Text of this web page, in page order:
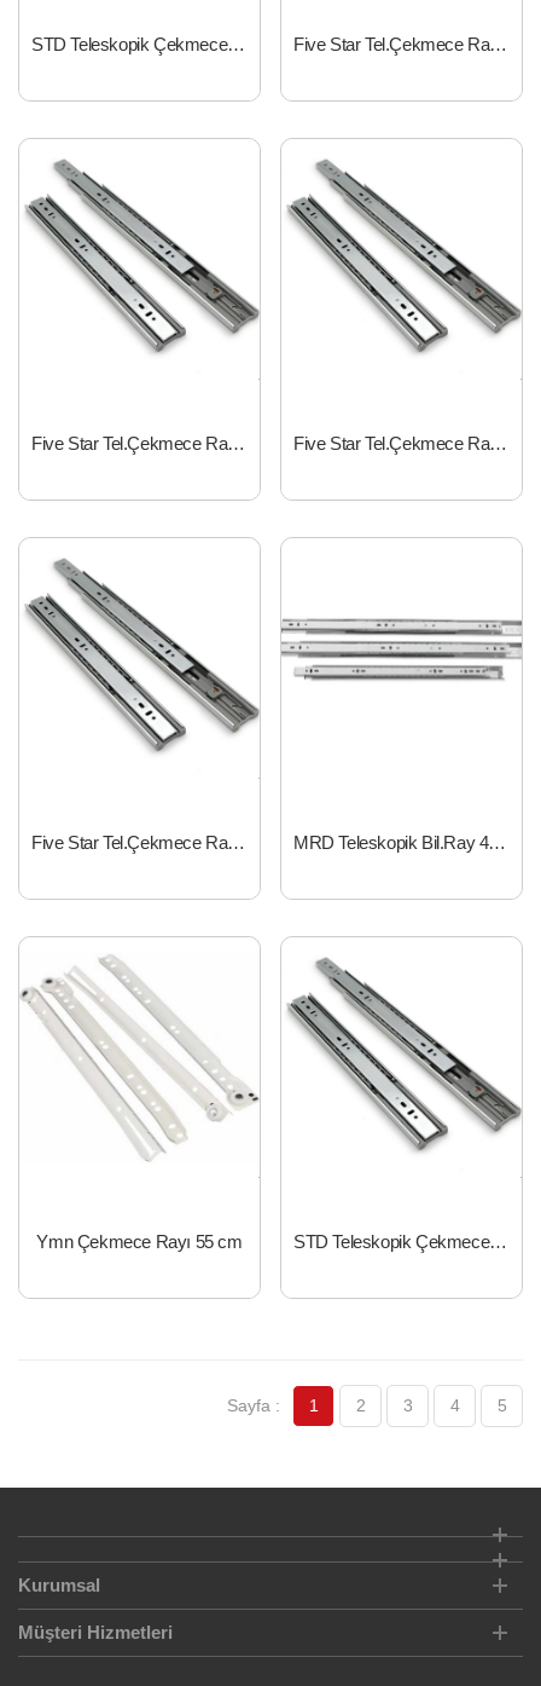
STD Teleskopik Çekmece Rayı 35mm*500mm Five Star Tel.Çekmece Rayı 35x55 cm FBRM350550
Five Star Tel.Çekmece Rayı 45x35 cm FBRM450350 Five Star Tel.Çekmece Rayı 45x45 cm FBRM450450
Five Star Tel.Çekmece Rayı 45x40 cm FBRG450400 MRD Teleskopik Bil.Ray 45x450mm FBRE450450
Ymn Çekmece Rayı 55 cm STD Teleskopik Çekmece Rayı Stoplu Metal 17mm*342mm
1 2 3 4 5
Kurumsal
Müşteri Hizmetleri